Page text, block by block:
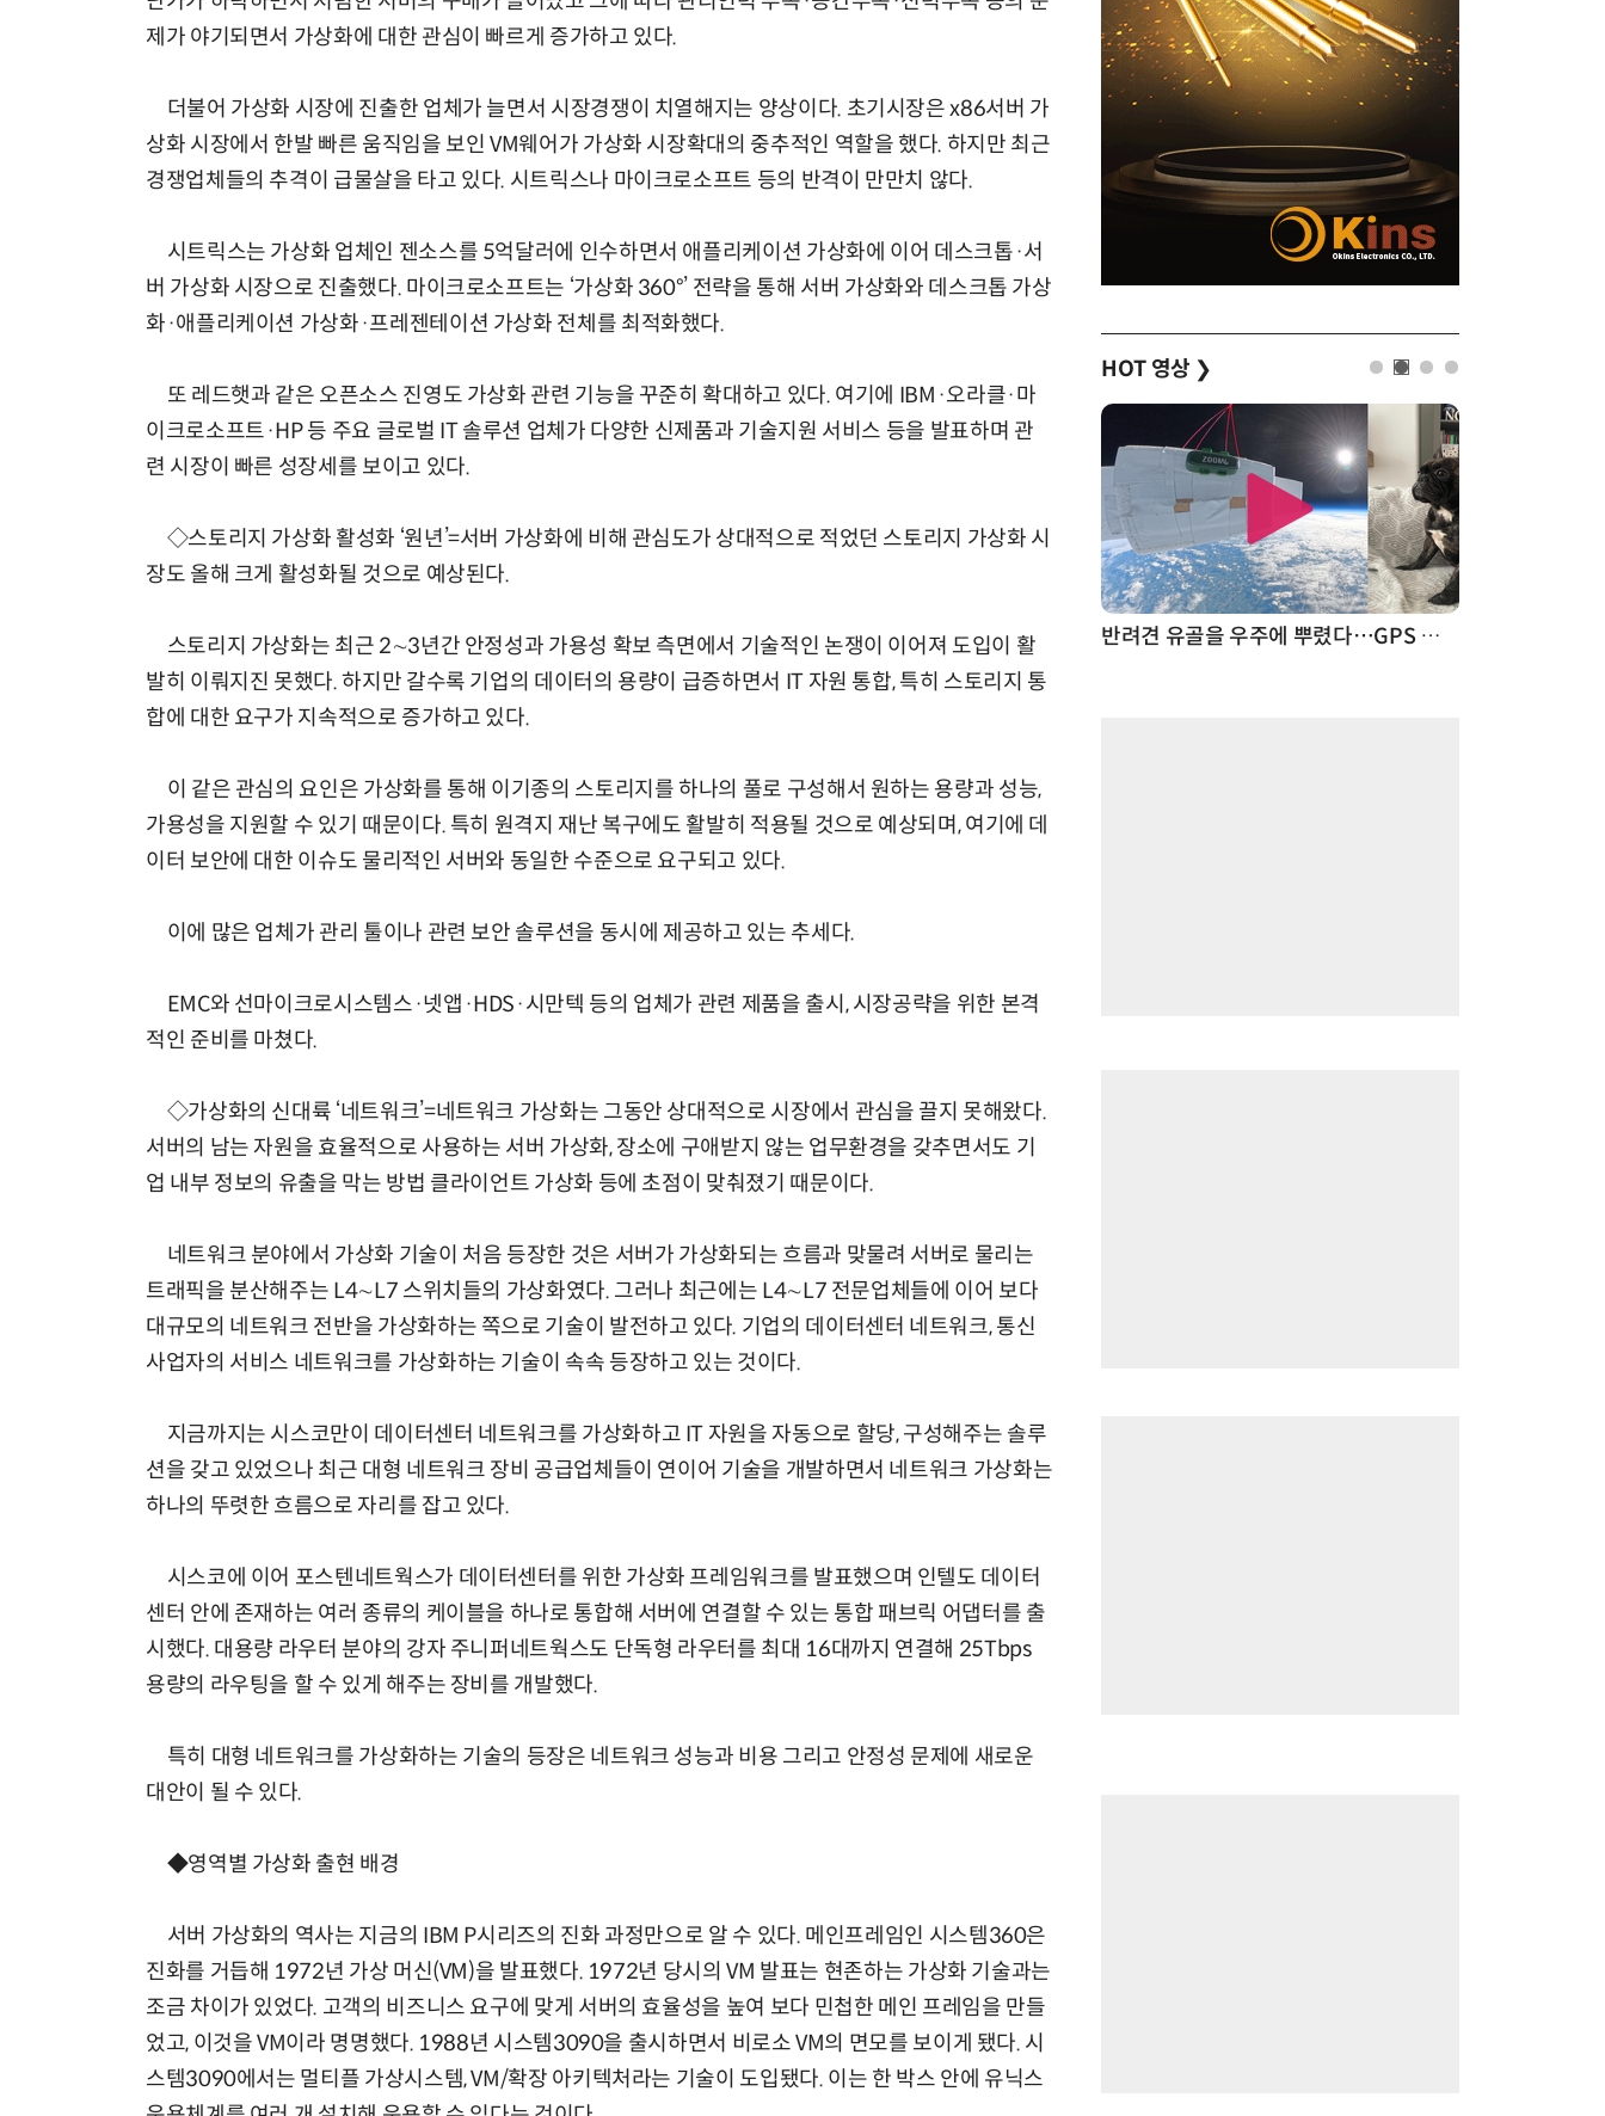
제가 야기되면서 가상화에 대한 관심이 빠르게 증가하고 있다.
더불어 가상화 시장에 진출한 업체가 늘면서 시장경쟁이 치열해지는 양상이다. 초기시장은 x86서버 가
상화 시장에서 한발 빠른 움직임을 보인 VM웨어가 가상화 시장확대의 중추적인 역할을 했다. 하지만 최근
경쟁업체들의 추격이 급물살을 타고 있다. 시트릭스나 마이크로소프트 등의 반격이 만만치 않다.
시트릭스는 가상화 업체인 젠소스를 5억달러에 인수하면서 애플리케이션 가상화에 이어 데스크톱·서
버 가상화 시장으로 진출했다. 마이크로소프트는 ‘가상화 360°’ 전략을 통해 서버 가상화와 데스크톱 가상
화·애플리케이션 가상화·프레젠테이션 가상화 전체를 최적화했다.
또 레드햇과 같은 오픈소스 진영도 가상화 관련 기능을 꾸준히 확대하고 있다. 여기에 IBM·오라클·마
이크로소프트·HP 등 주요 글로벌 IT 솔루션 업체가 다양한 신제품과 기술지원 서비스 등을 발표하며 관
련 시장이 빠른 성장세를 보이고 있다.
◇스토리지 가상화 활성화 ‘원년’=서버 가상화에 비해 관심도가 상대적으로 적었던 스토리지 가상화 시
장도 올해 크게 활성화될 것으로 예상된다.
스토리지 가상화는 최근 2∼3년간 안정성과 가용성 확보 측면에서 기술적인 논쟁이 이어져 도입이 활
발히 이뤄지진 못했다. 하지만 갈수록 기업의 데이터의 용량이 급증하면서 IT 자원 통합, 특히 스토리지 통
합에 대한 요구가 지속적으로 증가하고 있다.
이 같은 관심의 요인은 가상화를 통해 이기종의 스토리지를 하나의 풀로 구성해서 원하는 용량과 성능,
가용성을 지원할 수 있기 때문이다. 특히 원격지 재난 복구에도 활발히 적용될 것으로 예상되며, 여기에 데
이터 보안에 대한 이슈도 물리적인 서버와 동일한 수준으로 요구되고 있다.
이에 많은 업체가 관리 툴이나 관련 보안 솔루션을 동시에 제공하고 있는 추세다.
EMC와 선마이크로시스템스·넷앱·HDS·시만텍 등의 업체가 관련 제품을 출시, 시장공략을 위한 본격
적인 준비를 마쳤다.
◇가상화의 신대륙 ‘네트워크’=네트워크 가상화는 그동안 상대적으로 시장에서 관심을 끌지 못해왔다.
서버의 남는 자원을 효율적으로 사용하는 서버 가상화, 장소에 구애받지 않는 업무환경을 갖추면서도 기
업 내부 정보의 유출을 막는 방법 클라이언트 가상화 등에 초점이 맞춰졌기 때문이다.
네트워크 분야에서 가상화 기술이 처음 등장한 것은 서버가 가상화되는 흐름과 맞물려 서버로 물리는
트래픽을 분산해주는 L4∼L7 스위치들의 가상화였다. 그러나 최근에는 L4∼L7 전문업체들에 이어 보다
대규모의 네트워크 전반을 가상화하는 쪽으로 기술이 발전하고 있다. 기업의 데이터센터 네트워크, 통신
사업자의 서비스 네트워크를 가상화하는 기술이 속속 등장하고 있는 것이다.
지금까지는 시스코만이 데이터센터 네트워크를 가상화하고 IT 자원을 자동으로 할당, 구성해주는 솔루
션을 갖고 있었으나 최근 대형 네트워크 장비 공급업체들이 연이어 기술을 개발하면서 네트워크 가상화는
하나의 뚜렷한 흐름으로 자리를 잡고 있다.
시스코에 이어 포스텐네트웍스가 데이터센터를 위한 가상화 프레임워크를 발표했으며 인텔도 데이터
센터 안에 존재하는 여러 종류의 케이블을 하나로 통합해 서버에 연결할 수 있는 통합 패브릭 어댑터를 출
시했다. 대용량 라우터 분야의 강자 주니퍼네트웍스도 단독형 라우터를 최대 16대까지 연결해 25Tbps
용량의 라우팅을 할 수 있게 해주는 장비를 개발했다.
특히 대형 네트워크를 가상화하는 기술의 등장은 네트워크 성능과 비용 그리고 안정성 문제에 새로운
대안이 될 수 있다.
◆영역별 가상화 출현 배경
서버 가상화의 역사는 지금의 IBM P시리즈의 진화 과정만으로 알 수 있다. 메인프레임인 시스템360은
진화를 거듭해 1972년 가상 머신(VM)을 발표했다. 1972년 당시의 VM 발표는 현존하는 가상화 기술과는
조금 차이가 있었다. 고객의 비즈니스 요구에 맞게 서버의 효율성을 높여 보다 민첩한 메인 프레임을 만들
었고, 이것을 VM이라 명명했다. 1988년 시스템3090을 출시하면서 비로소 VM의 면모를 보이게 됐다. 시
스템3090에서는 멀티플 가상시스템, VM/확장 아키텍처라는 기술이 도입됐다. 이는 한 박스 안에 유닉스
HOT 영상 ❯
헬기 착륙 방해한 염소 떼…양치기 개가 길 터줬다 반려견 유골을 우주에 뿌렸다…GPS 추적기로 회수까지 성공